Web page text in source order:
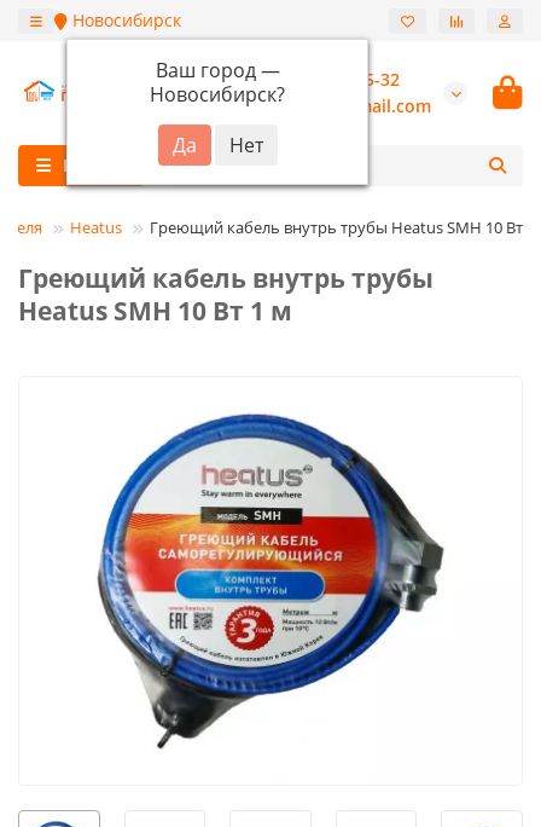
Новосибирск
Ваш город —
Новосибирск?
+7 (913) 987-55-32
burannsk@gmail.com
Каталог
Heatus Греющий кабель внутрь трубы Heatus SMH 10 Вт 1
Греющий кабель внутрь трубы
Heatus SMH 10 Вт 1 м